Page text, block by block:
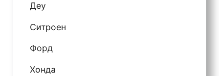
Деу
Ситроен
Форд
Хонда